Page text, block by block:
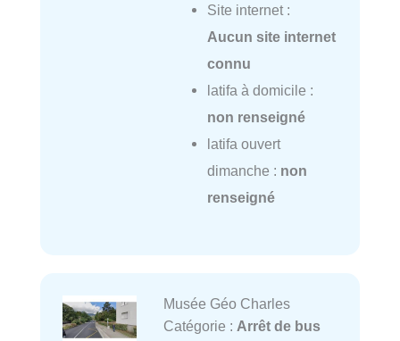
Site internet :
Aucun site internet
connu
latifa à domicile :
non renseigné
latifa ouvert
dimanche : non
renseigné
Musée Géo Charles
Catégorie : Arrêt de bus